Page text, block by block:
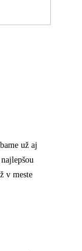
už aj
v meste